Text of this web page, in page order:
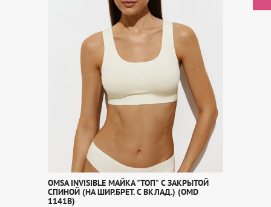
OMSA INVISIBLE МАЙКА "ТОП" С ЗАКРЫТОЙ
СПИНОЙ (НА ШИР.БРЕТ. С ВКЛАД.) (OMD
1141B)